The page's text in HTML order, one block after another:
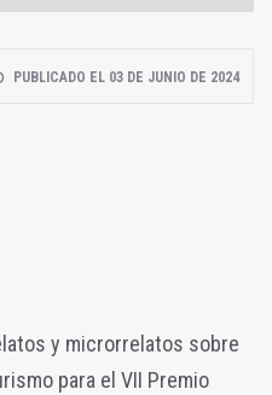
PUBLICADO EL 03 DE JUNIO DE 2024
y microrrelatos sobre
para el VII Premio